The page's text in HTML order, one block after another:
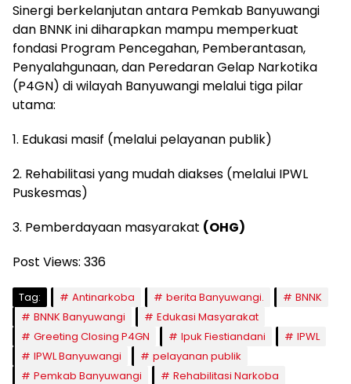
Sinergi berkelanjutan antara Pemkab Banyuwangi
dan BNNK ini diharapkan mampu memperkuat
fondasi Program Pencegahan, Pemberantasan,
Penyalahgunaan, dan Peredaran Gelap Narkotika
(P4GN) di wilayah Banyuwangi melalui tiga pilar
utama:
1. Edukasi masif (melalui pelayanan publik)
2. Rehabilitasi yang mudah diakses (melalui IPWL
Puskesmas)
3. Pemberdayaan masyarakat (OHG)
Post Views: 336
Tag: Antinarkoba berita Banyuwangi.
BNNK
BNNK Banyuwangi
Edukasi Masyarakat
Greeting Closing P4GN
Ipuk Fiestiandani
IPWL
IPWL Banyuwangi
pelayanan publik
Pemkab Banyuwangi
Rehabilitasi Narkoba